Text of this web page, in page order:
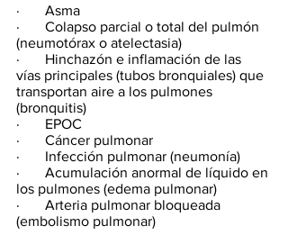
·       Asma
·       Colapso parcial o total del pulmón
(neumotórax o atelectasia)
·       Hinchazón e inflamación de las
vías principales (tubos bronquiales) que
transportan aire a los pulmones
(bronquitis)
·       EPOC
·       Cáncer pulmonar
·       Infección pulmonar (neumonía)
·       Acumulación anormal de líquido en
los pulmones (edema pulmonar)
·       Arteria pulmonar bloqueada
(embolismo pulmonar)